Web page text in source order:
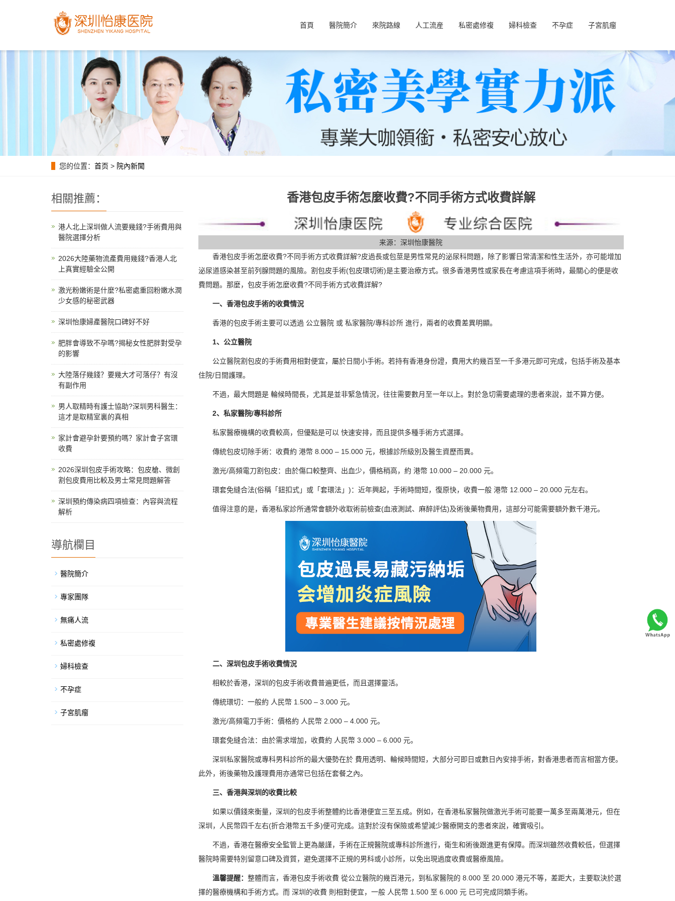
首頁 醫院簡介 來院路線 人工流産 私密處修複 婦科檢查 不孕症 子宮肌瘤
您的位置： 首页 > 院內新聞
香港包皮手術怎麼收費?不同手術方式收費詳解
来源：深圳怡康醫院
香港包皮手術怎麼收費?不同手術方式收費詳解?皮過長或包莖是男性常見的泌尿科問題，除了影響日常清潔和性生活外，亦可能增加
泌尿道感染甚至前列腺問題的風險。割包皮手術(包皮環切術)是主要治療方式。很多香港男性或家長在考慮這項手術時，最關心的便是收
費問題。那麼，包皮手術怎麼收費?不同手術方式收費詳解?
一、香港包皮手術的收費情況
香港的包皮手術主要可以透過 公立醫院 或 私家醫院/專科診所 進行，兩者的收費差異明顯。
1、公立醫院
公立醫院割包皮的手術費用相對便宜，屬於日間小手術。若持有香港身份證，費用大約幾百至一千多港元即可完成，包括手術及基本
住院/日間護理。
不過，最大問題是 輪候時間長，尤其是並非緊急情況，往往需要數月至一年以上。對於急切需要處理的患者來說，並不算方便。
2、私家醫院/專科診所
私家醫療機構的收費較高，但優點是可以 快速安排，而且提供多種手術方式選擇。
傳統包皮切除手術：收費約 港幣 8.000 – 15.000 元，根據診所級別及醫生資歷而異。
激光/高頻電刀割包皮：由於傷口較整齊、出血少，價格稍高，約 港幣 10.000 – 20.000 元。
環套免縫合法(俗稱「鈕扣式」或「套環法」)：近年興起，手術時間短，復原快，收費一般 港幣 12.000 – 20.000 元左右。
值得注意的是，香港私家診所通常會額外收取術前檢查(血液測試、麻醉評估)及術後藥物費用，這部分可能需要額外數千港元。
二、深圳包皮手術收費情況
相較於香港，深圳的包皮手術收費普遍更低，而且選擇靈活。
傳統環切：一般約 人民幣 1.500 – 3.000 元。
激光/高頻電刀手術：價格約 人民幣 2.000 – 4.000 元。
環套免縫合法：由於需求增加，收費約 人民幣 3.000 – 6.000 元。
深圳私家醫院或專科男科診所的最大優勢在於 費用透明、輪候時間短，大部分可即日或數日內安排手術，對香港患者而言相當方便。
此外，術後藥物及護理費用亦通常已包括在套餐之內。
三、香港與深圳的收費比較
如果以價錢來衡量，深圳的包皮手術整體約比香港便宜三至五成。例如，在香港私家醫院做激光手術可能要一萬多至兩萬港元，但在
深圳，人民幣四千左右(折合港幣五千多)便可完成。這對於沒有保險或希望減少醫療開支的患者來說，確實吸引。
不過，香港在醫療安全監管上更為嚴謹，手術在正規醫院或專科診所進行，衛生和術後跟進更有保障。而深圳雖然收費較低，但選擇
醫院時需要特別留意口碑及資質，避免選擇不正規的男科或小診所，以免出現過度收費或醫療風險。
溫馨提醒： 整體而言，香港包皮手術收費 從公立醫院的幾百港元，到私家醫院的 8.000 至 20.000 港元不等，差距大，主要取決於選
擇的醫療機構和手術方式。而 深圳的收費 則相對便宜，一般 人民幣 1.500 至 6.000 元 已可完成同類手術。
相關推薦：
港人北上深圳做人流要幾錢?手術費用與
醫院選擇分析
2026大陸藥物流產費用幾錢?香港人北
上真實經驗全公開
激光粉嫩術是什麼?私密處重回粉嫩水潤
少女感的秘密武器
深圳怡康婦產醫院口碑好不好
肥胖會導致不孕嗎?揭秘女性肥胖對受孕
的影響
大陸落仔幾錢？要幾大才可落仔？有沒
有副作用
男人取精時有護士協助?深圳男科醫生：
這才是取精室裏的真相
家計會避孕針要預約嗎？家計會子宮環
收費
2026深圳包皮手術攻略：包皮槍、微創
割包皮費用比較及男士常見問題解答
深圳預約傳染病四項檢查：內容與流程
解析
導航欄目
醫院簡介
專家團隊
無痛人流
私密處修複
婦科檢查
不孕症
子宮肌瘤